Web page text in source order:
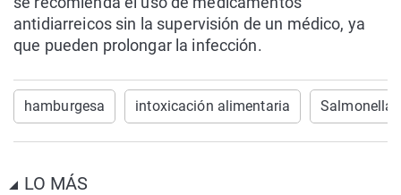
antidiarreicos sin la supervisión de un médico, ya
que pueden prolongar la infección.
hamburgesa intoxicación alimentaria Salmonella
LO MÁS